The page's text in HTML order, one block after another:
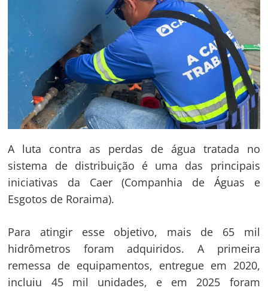
A luta contra as perdas de água tratada no
sistema de distribuição é uma das principais
iniciativas da Caer (Companhia de Águas e
Esgotos de Roraima).
Para atingir esse objetivo, mais de 65 mil
hidrômetros foram adquiridos. A primeira
remessa de equipamentos, entregue em 2020,
incluiu 45 mil unidades, e em 2025 foram